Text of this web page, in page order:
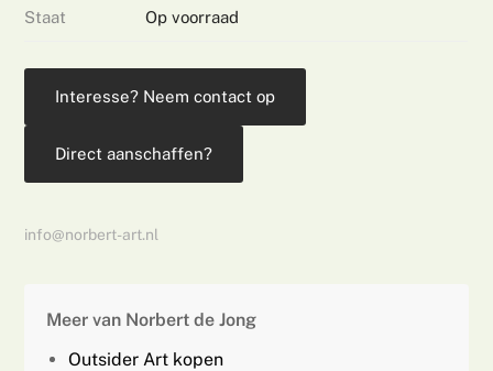
Staat Op voorraad
Interesse? Neem contact op
Direct aanschaffen?
info@norbert-art.nl
Meer van Norbert de Jong
Outsider Art kopen